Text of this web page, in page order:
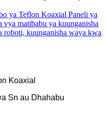
Koaxial
Sn au Dhahabu